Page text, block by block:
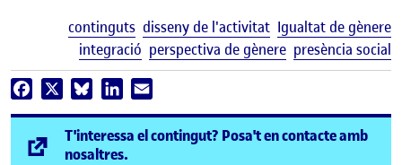
continguts disseny de l'activitat Igualtat de gènere
integració perspectiva de gènere presència social
Facebook BlueskyLinkedIn
T'interessa el contingut? Posa't en contacte amb
nosaltres.